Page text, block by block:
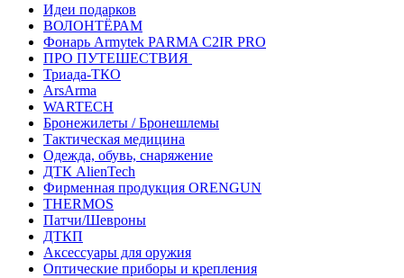
Идеи подарков
ВОЛОНТЁРАМ
Фонарь Armytek PARMA C2IR PRO
ПРО ПУТЕШЕСТВИЯ
Триада-ТКО
ArsArma
WARTECH
Бронежилеты / Бронешлемы
Тактическая медицина
Одежда, обувь, снаряжение
ДТК AlienTech
Фирменная продукция ORENGUN
THERMOS
Патчи/Шевроны
ДТКП
Аксессуары для оружия
Оптические приборы и крепления